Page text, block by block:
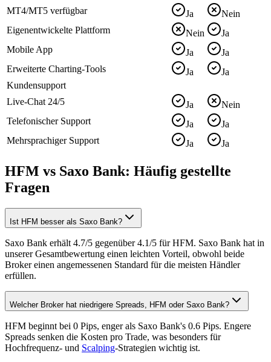
MT4/MT5 verfügbar
Ja
Nein
Eigenentwickelte Plattform
Nein
Ja
Mobile App
Ja
Ja
Erweiterte Charting-Tools
Ja
Ja
Kundensupport
Live-Chat 24/5
Ja
Nein
Telefonischer Support
Ja
Ja
Mehrsprachiger Support
Ja Ja
HFM vs Saxo Bank: Häufig gestellte
Fragen
Ist HFM besser als Saxo Bank?
Saxo Bank erhält 4.7/5 gegenüber 4.1/5 für HFM. Saxo Bank hat in
unserer Gesamtbewertung einen leichten Vorteil, obwohl beide
Broker einen angemessenen Standard für die meisten Händler
erfüllen.
Welcher Broker hat niedrigere Spreads, HFM oder Saxo Bank?
HFM beginnt bei 0 Pips, enger als Saxo Bank's 0.6 Pips. Engere
Spreads senken die Kosten pro Trade, was besonders für
Hochfrequenz- und Scalping-Strategien wichtig ist.